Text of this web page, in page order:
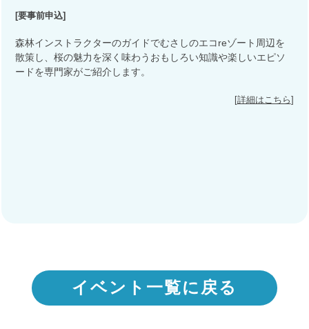
[要事前申込]
森林インストラクターのガイドでむさしのエコreゾート周辺を
散策し、桜の魅力を深く味わうおもしろい知識や楽しいエピソ
ードを専門家がご紹介します。
[詳細はこちら]
イベント一覧に戻る